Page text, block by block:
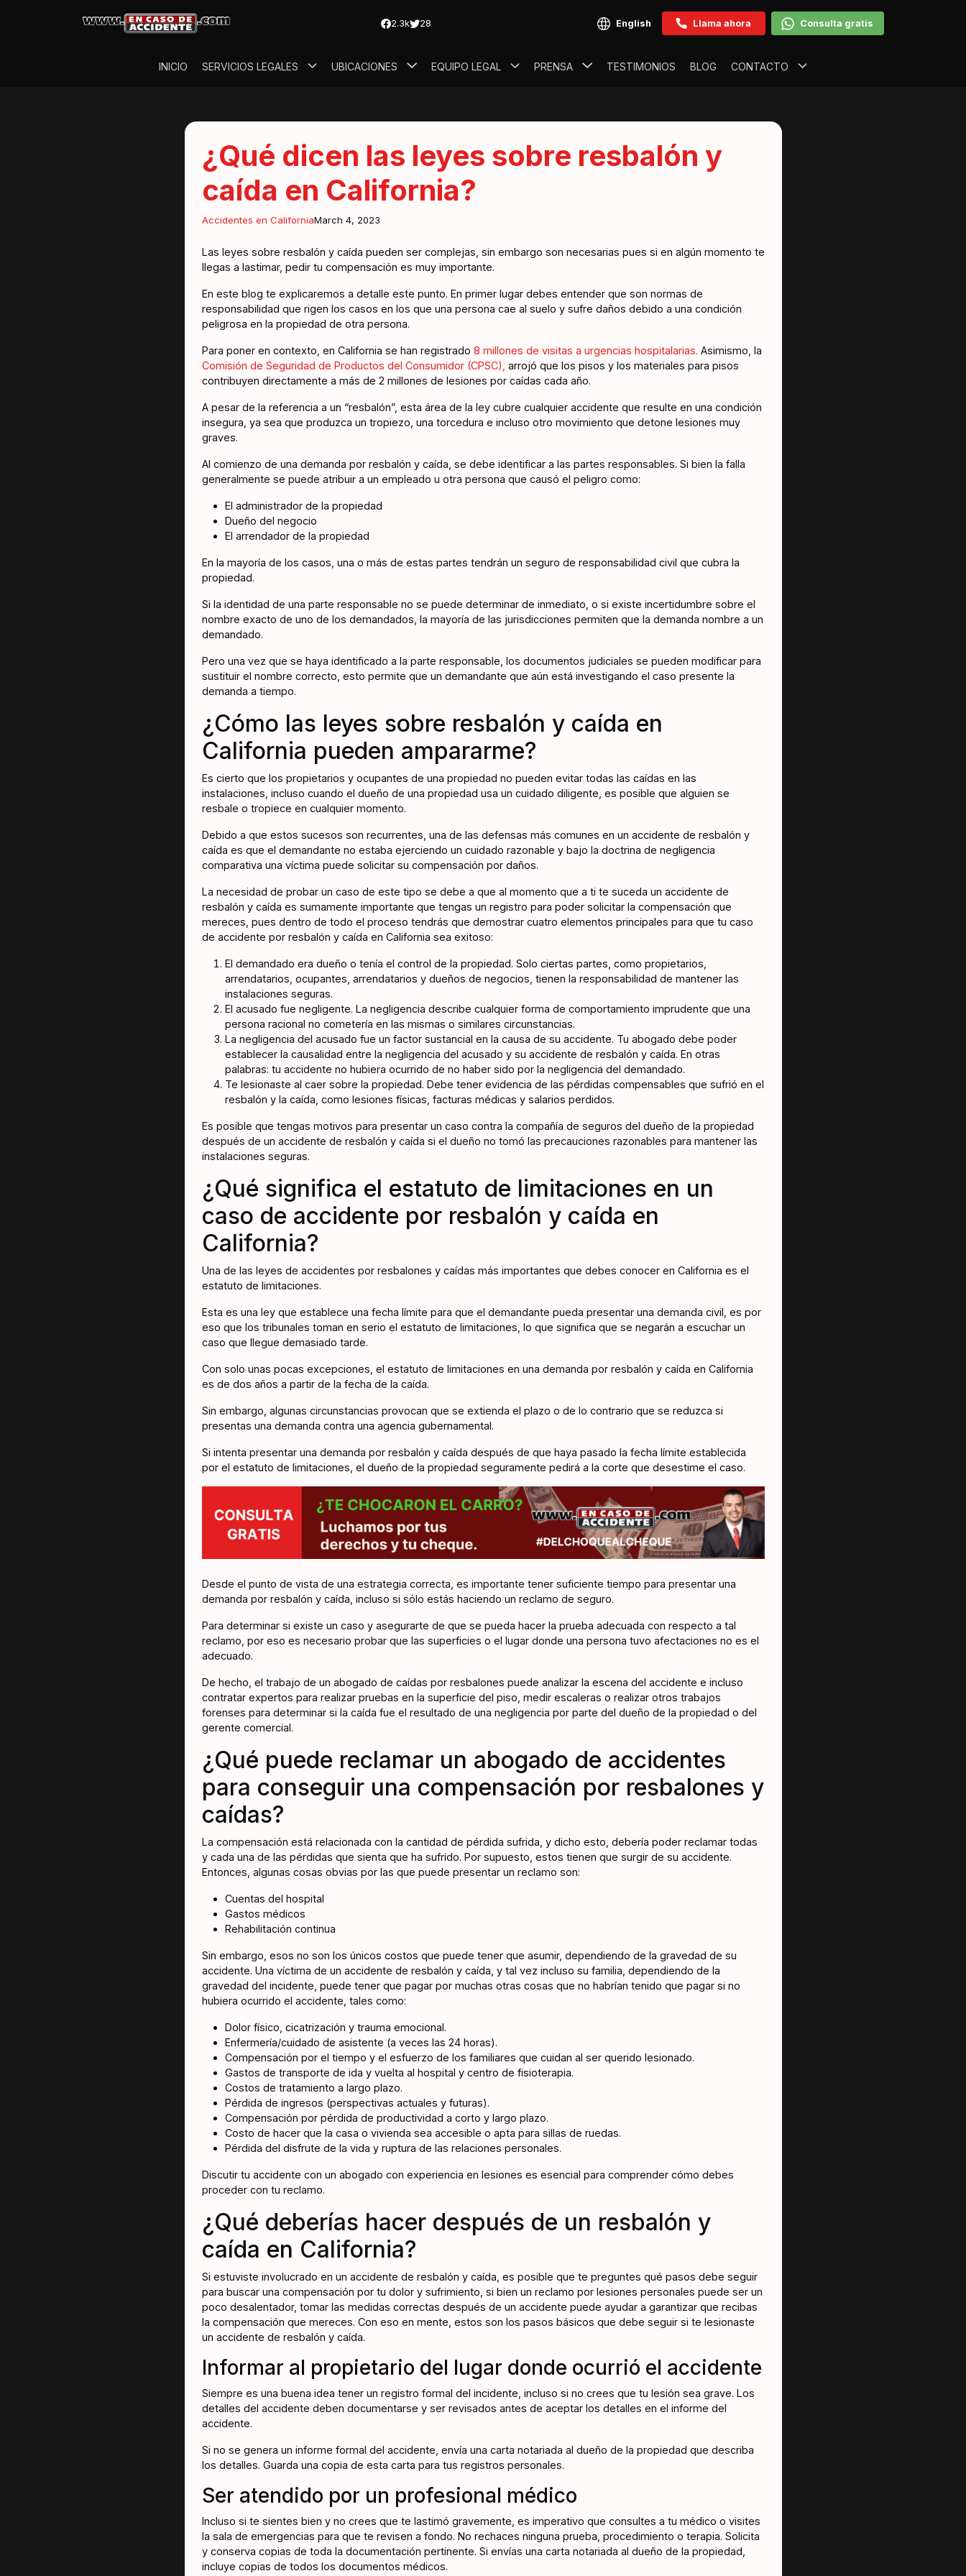
English Llama ahora Consulta gratis
INICIO SERVICIOS LEGALES UBICACIONES EQUIPO LEGAL PRENSA TESTIMONIOS BLOG CONTACTO
¿Qué dicen las leyes sobre resbalón y
caída en California?
Accidentes en CaliforniaMarch 4, 2023
Las leyes sobre resbalón y caída pueden ser complejas, sin embargo son necesarias pues si en algún momento te
llegas a lastimar, pedir tu compensación es muy importante.
En este blog te explicaremos a detalle este punto. En primer lugar debes entender que son normas de
responsabilidad que rigen los casos en los que una persona cae al suelo y sufre daños debido a una condición
peligrosa en la propiedad de otra persona.
Para poner en contexto, en California se han registrado 8 millones de visitas a urgencias hospitalarias. Asimismo, la
Comisión de Seguridad de Productos del Consumidor (CPSC), arrojó que los pisos y los materiales para pisos
contribuyen directamente a más de 2 millones de lesiones por caídas cada año.
A pesar de la referencia a un “resbalón”, esta área de la ley cubre cualquier accidente que resulte en una condición
insegura, ya sea que produzca un tropiezo, una torcedura e incluso otro movimiento que detone lesiones muy
graves.
Al comienzo de una demanda por resbalón y caída, se debe identificar a las partes responsables. Si bien la falla
generalmente se puede atribuir a un empleado u otra persona que causó el peligro como:
El administrador de la propiedad
Dueño del negocio
El arrendador de la propiedad
En la mayoría de los casos, una o más de estas partes tendrán un seguro de responsabilidad civil que cubra la
propiedad.
Si la identidad de una parte responsable no se puede determinar de inmediato, o si existe incertidumbre sobre el
nombre exacto de uno de los demandados, la mayoría de las jurisdicciones permiten que la demanda nombre a un
demandado.
Pero una vez que se haya identificado a la parte responsable, los documentos judiciales se pueden modificar para
sustituir el nombre correcto, esto permite que un demandante que aún está investigando el caso presente la
demanda a tiempo.
¿Cómo las leyes sobre resbalón y caída en
California pueden ampararme?
Es cierto que los propietarios y ocupantes de una propiedad no pueden evitar todas las caídas en las
instalaciones, incluso cuando el dueño de una propiedad usa un cuidado diligente, es posible que alguien se
resbale o tropiece en cualquier momento.
Debido a que estos sucesos son recurrentes, una de las defensas más comunes en un accidente de resbalón y
caída es que el demandante no estaba ejerciendo un cuidado razonable y bajo la doctrina de negligencia
comparativa una víctima puede solicitar su compensación por daños.
La necesidad de probar un caso de este tipo se debe a que al momento que a ti te suceda un accidente de
resbalón y caída es sumamente importante que tengas un registro para poder solicitar la compensación que
mereces, pues dentro de todo el proceso tendrás que demostrar cuatro elementos principales para que tu caso
de accidente por resbalón y caída en California sea exitoso:
El demandado era dueño o tenía el control de la propiedad. Solo ciertas partes, como propietarios,
arrendatarios, ocupantes, arrendatarios y dueños de negocios, tienen la responsabilidad de mantener las
instalaciones seguras.
El acusado fue negligente. La negligencia describe cualquier forma de comportamiento imprudente que una
persona racional no cometería en las mismas o similares circunstancias.
La negligencia del acusado fue un factor sustancial en la causa de su accidente. Tu abogado debe poder
establecer la causalidad entre la negligencia del acusado y su accidente de resbalón y caída. En otras
palabras: tu accidente no hubiera ocurrido de no haber sido por la negligencia del demandado.
Te lesionaste al caer sobre la propiedad. Debe tener evidencia de las pérdidas compensables que sufrió en el
resbalón y la caída, como lesiones físicas, facturas médicas y salarios perdidos.
Es posible que tengas motivos para presentar un caso contra la compañía de seguros del dueño de la propiedad
después de un accidente de resbalón y caída si el dueño no tomó las precauciones razonables para mantener las
instalaciones seguras.
¿Qué significa el estatuto de limitaciones en un
caso de accidente por resbalón y caída en
California?
Una de las leyes de accidentes por resbalones y caídas más importantes que debes conocer en California es el
estatuto de limitaciones.
Esta es una ley que establece una fecha límite para que el demandante pueda presentar una demanda civil, es por
eso que los tribunales toman en serio el estatuto de limitaciones, lo que significa que se negarán a escuchar un
caso que llegue demasiado tarde.
Con solo unas pocas excepciones, el estatuto de limitaciones en una demanda por resbalón y caída en California
es de dos años a partir de la fecha de la caída.
Sin embargo, algunas circunstancias provocan que se extienda el plazo o de lo contrario que se reduzca si
presentas una demanda contra una agencia gubernamental.
Si intenta presentar una demanda por resbalón y caída después de que haya pasado la fecha límite establecida
por el estatuto de limitaciones, el dueño de la propiedad seguramente pedirá a la corte que desestime el caso.
Desde el punto de vista de una estrategia correcta, es importante tener suficiente tiempo para presentar una
demanda por resbalón y caída, incluso si sólo estás haciendo un reclamo de seguro.
Para determinar si existe un caso y asegurarte de que se pueda hacer la prueba adecuada con respecto a tal
reclamo, por eso es necesario probar que las superficies o el lugar donde una persona tuvo afectaciones no es el
adecuado.
De hecho, el trabajo de un abogado de caídas por resbalones puede analizar la escena del accidente e incluso
contratar expertos para realizar pruebas en la superficie del piso, medir escaleras o realizar otros trabajos
forenses para determinar si la caída fue el resultado de una negligencia por parte del dueño de la propiedad o del
gerente comercial.
¿Qué puede reclamar un abogado de accidentes
para conseguir una compensación por resbalones y
caídas?
La compensación está relacionada con la cantidad de pérdida sufrida, y dicho esto, debería poder reclamar todas
y cada una de las pérdidas que sienta que ha sufrido. Por supuesto, estos tienen que surgir de su accidente.
Entonces, algunas cosas obvias por las que puede presentar un reclamo son:
Cuentas del hospital
Gastos médicos
Rehabilitación continua
Sin embargo, esos no son los únicos costos que puede tener que asumir, dependiendo de la gravedad de su
accidente. Una víctima de un accidente de resbalón y caída, y tal vez incluso su familia, dependiendo de la
gravedad del incidente, puede tener que pagar por muchas otras cosas que no habrían tenido que pagar si no
hubiera ocurrido el accidente, tales como:
Dolor físico, cicatrización y trauma emocional.
Enfermería/cuidado de asistente (a veces las 24 horas).
Compensación por el tiempo y el esfuerzo de los familiares que cuidan al ser querido lesionado.
Gastos de transporte de ida y vuelta al hospital y centro de fisioterapia.
Costos de tratamiento a largo plazo.
Pérdida de ingresos (perspectivas actuales y futuras).
Compensación por pérdida de productividad a corto y largo plazo.
Costo de hacer que la casa o vivienda sea accesible o apta para sillas de ruedas.
Pérdida del disfrute de la vida y ruptura de las relaciones personales.
Discutir tu accidente con un abogado con experiencia en lesiones es esencial para comprender cómo debes
proceder con tu reclamo.
¿Qué deberías hacer después de un resbalón y
caída en California?
Si estuviste involucrado en un accidente de resbalón y caída, es posible que te preguntes qué pasos debe seguir
para buscar una compensación por tu dolor y sufrimiento, si bien un reclamo por lesiones personales puede ser un
poco desalentador, tomar las medidas correctas después de un accidente puede ayudar a garantizar que recibas
la compensación que mereces. Con eso en mente, estos son los pasos básicos que debe seguir si te lesionaste
un accidente de resbalón y caída.
Informar al propietario del lugar donde ocurrió el accidente
Siempre es una buena idea tener un registro formal del incidente, incluso si no crees que tu lesión sea grave. Los
detalles del accidente deben documentarse y ser revisados antes de aceptar los detalles en el informe del
accidente.
Si no se genera un informe formal del accidente, envía una carta notariada al dueño de la propiedad que describa
los detalles. Guarda una copia de esta carta para tus registros personales.
Ser atendido por un profesional médico
Incluso si te sientes bien y no crees que te lastimó gravemente, es imperativo que consultes a tu médico o visites
la sala de emergencias para que te revisen a fondo. No rechaces ninguna prueba, procedimiento o terapia. Solicita
y conserva copias de toda la documentación pertinente. Si envías una carta notariada al dueño de la propiedad,
incluye copias de todos los documentos médicos.